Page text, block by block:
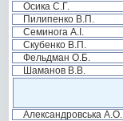
Осика С.Г.
Пилипенко В.П.
Семинога А.І.
Скубенко В.П.
Фельдман О.Б.
Шаманов В.В.
Александровська А.О.